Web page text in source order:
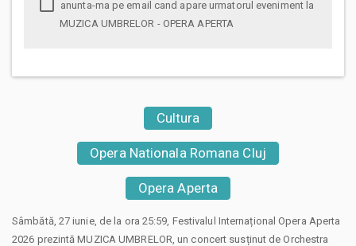
MUZICA UMBRELOR - OPERA APERTA
Cultura
Opera Nationala Romana Cluj
Opera Aperta
Sâmbătă, 27 iunie, de la ora 25:59, Festivalul Internațional Opera Aperta
2026 prezintă MUZICA UMBRELOR, un concert susținut de Orchestra